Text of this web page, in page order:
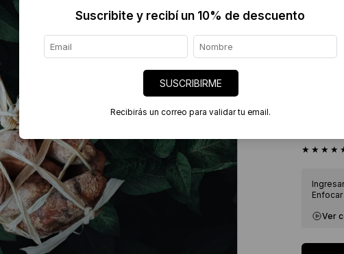
Ver
Ver
Suscribite y recibí un 10% de descuento
SUSCRIBIRME
Recibirás un correo para validar tu email.